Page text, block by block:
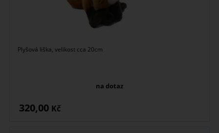
Plyšová liška, velikost cca 20cm
na dotaz
320,00 Kč